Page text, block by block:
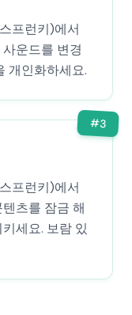
프런키)에서
운드를 변경
개인화하세요.
#3
프런키)에서
츠를 잠금 해
세요. 보람 있